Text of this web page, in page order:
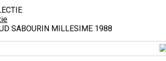
SABOURIN MILLESIME 1988